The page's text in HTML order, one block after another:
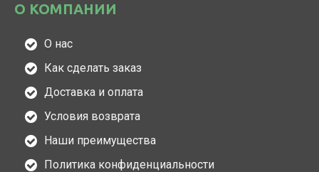
О КОМПАНИИ
О нас
Как сделать заказ
Доставка и оплата
Условия возврата
Наши преимущества
Политика конфиденциальности